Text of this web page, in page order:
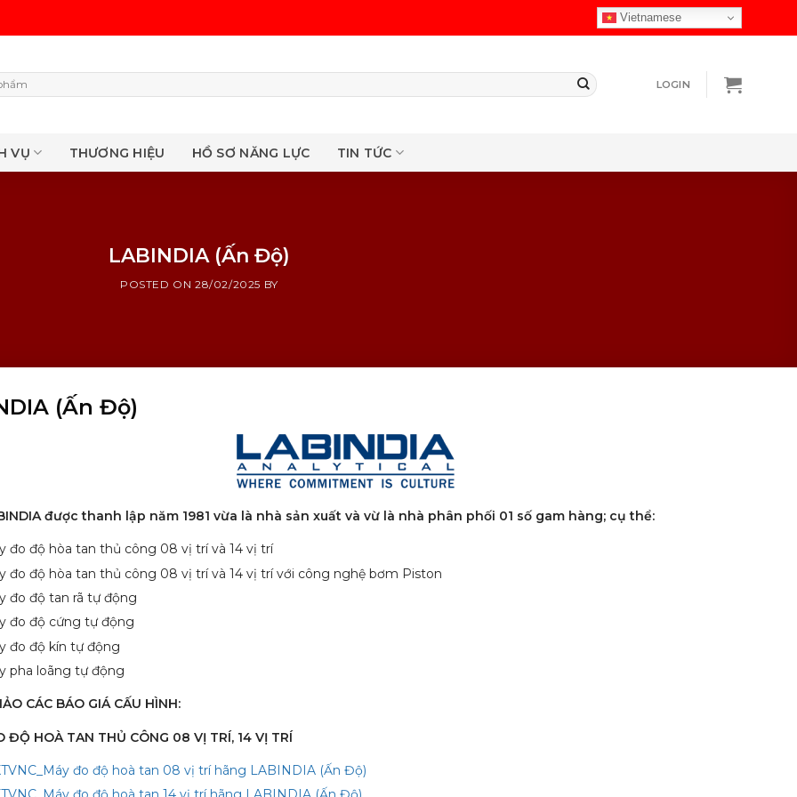
Vietnamese
LOGIN
VỤ THƯƠNG HIỆU HỒ SƠ NĂNG LỰC TIN TỨC
LABINDIA (Ấn Độ)
POSTED ON28/02/2025 BY
phổ UVVIS, AAS... hãng Analytik Jena
Liquid Chromatography hãng RESTEK
ký, quang phổ... hãng THERMO / DIONEX
Volume - Flow
Parameter
Time - Frequency
kế
tay hiện trường
lượng thuốc thú y
sinh (Antibiotics ELISA Test Kits)
(Mycotoxin ELISA Test Kits)
phẩm mật ong (Honey ELISA Test Kits)
phẩm sữa (Milk ELISA Test Kits)
phẩm thịt (Meat ELISA Test Kits)
Sản (Cá; Tôm...)
dầu ăn (Edible Oil ELISA Test Kits)
gia cầm (Poultry ELISA Test Kits)
sản phẩm trứng (Eggs ELISA Test Kits)
thức ăn chăn nuôi & ngũ cốc
thuốc trừ sâu (Pesticides ELISA Tests)
(Ấn Độ)
được thanh lập năm 1981 vừa là nhà sản xuất và vừ là nhà phân phối 01 số gam hàng; cụ thể:
đo độ hòa tan thủ công 08 vị trí và 14 vị trí
đo độ hòa tan thủ công 08 vị trí và 14 vị trí với công nghệ bơm Piston
đo độ tan rã tự động
đo độ cứng tự động
đo độ kín tự động
pha loãng tự động
CÁC BÁO GIÁ CẤU HÌNH:
ĐỘ HOÀ TAN THỦ CÔNG 08 VỊ TRÍ, 14 VỊ TRÍ
đo độ hoà tan 08 vị trí hãng LABINDIA (Ấn Độ)